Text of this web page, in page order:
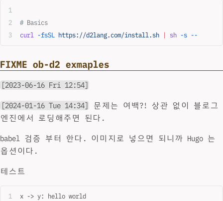
# Basics
curl
-fsSL https://d2lang.com/install.sh | sh -s --
FIXME ob-d2 exmaples
[2023-06-16 Fri 12:54]
[2024-01-16 Tue 14:34]
문제는 여백?! 상관 없이 블로그
엔진에서 로딩해주면 된다.
babel 검증 부터 한다. 이미지로 넣으면 되니까 Hugo 는
옵션이다.
테스트
x -> y: hello world